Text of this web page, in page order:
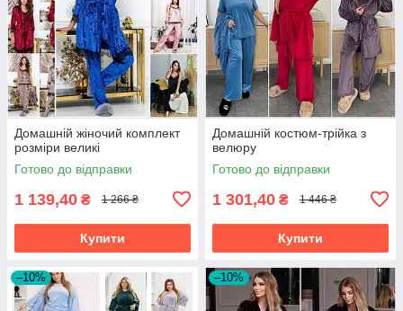
Домашній жіночий комплект
розміри великі
Готово до відправки
1 139,40 ₴ 1 266 ₴
Купити
Домашній костюм-трійка з
велюру
Готово до відправки
1 301,40 ₴ 1 446 ₴
Купити
–10% –10%